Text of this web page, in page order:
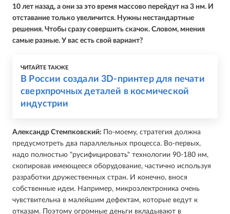
10 лет назад, а они за это время массово перейдут на 3 нм. И
отставание только увеличится. Нужны нестандартные
решения. Чтобы сразу совершить скачок. Словом, мнения
самые разные. У вас есть свой вариант?
ЧИТАЙТЕ ТАКЖЕ
В России создали 3D-принтер для печати
сверхпрочных деталей в космической
индустрии
Александр Стемпковский:
По-моему, стратегия должна
предусмотреть два параллельных процесса. Во-первых,
надо полностью "русифицировать" технологии 90-180 нм,
скопировав имеющееся оборудование, частично используя
разработки дружественных стран. И конечно, внося
собственные идеи. Например, микроэлектроника очень
чувствительна в малейшим дефектам, которые ведут к
отказам. Поэтому огромные деньги вкладывают в